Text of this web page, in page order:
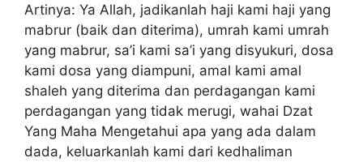
Artinya: Ya Allah, jadikanlah haji kami haji yang
mabrur (baik dan diterima), umrah kami umrah
yang mabrur, sa’i kami sa’i yang disyukuri, dosa
kami dosa yang diampuni, amal kami amal
shaleh yang diterima dan perdagangan kami
perdagangan yang tidak merugi, wahai Dzat
Yang Maha Mengetahui apa yang ada dalam
dada, keluarkanlah kami dari kedhaliman